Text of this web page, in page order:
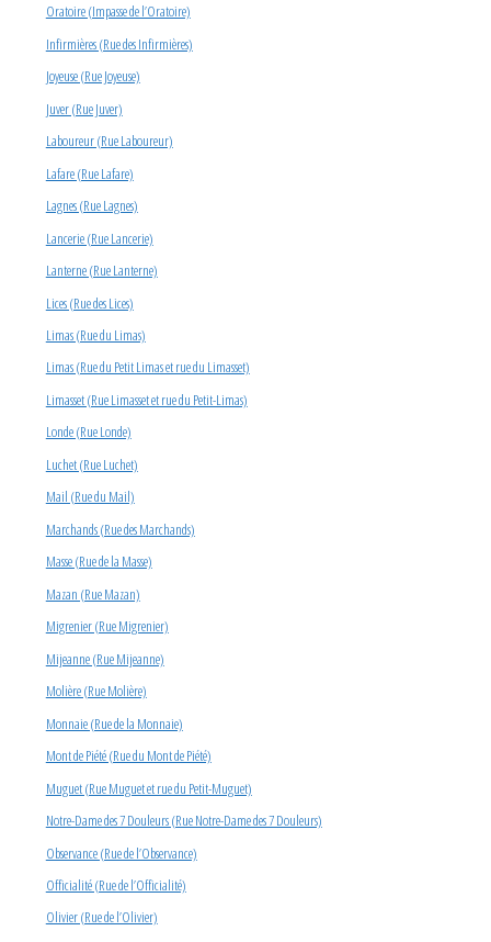
Oratoire (Impasse de l’Oratoire)
Infirmières (Rue des Infirmières)
Joyeuse (Rue Joyeuse)
Juver (Rue Juver)
Laboureur (Rue Laboureur)
Lafare (Rue Lafare)
Lagnes (Rue Lagnes)
Lancerie (Rue Lancerie)
Lanterne (Rue Lanterne)
Lices (Rue des Lices)
Limas (Rue du Limas)
Limas (Rue du Petit Limas et rue du Limasset)
Limasset (Rue Limasset et rue du Petit-Limas)
Londe (Rue Londe)
Luchet (Rue Luchet)
Mail (Rue du Mail)
Marchands (Rue des Marchands)
Masse (Rue de la Masse)
Mazan (Rue Mazan)
Migrenier (Rue Migrenier)
Mijeanne (Rue Mijeanne)
Molière (Rue Molière)
Monnaie (Rue de la Monnaie)
Mont de Piété (Rue du Mont de Piété)
Muguet (Rue Muguet et rue du Petit-Muguet)
Notre-Dame des 7 Douleurs (Rue Notre-Dame des 7 Douleurs)
Observance (Rue de l’Observance)
Officialité (Rue de l’Officialité)
Olivier (Rue de l’Olivier)